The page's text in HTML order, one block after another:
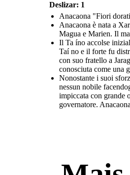
Deslizar: 1
Anacaona "Fiori
Anacaona è nata a
Magua e Marien. Il
Il Ta íno accolse
Taí no e il forte fu
con suo fratello a
conosciuta come una
Nonostante i suoi
nessun nobile
impiccata con grande
governatore.